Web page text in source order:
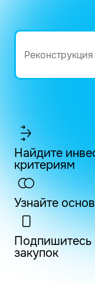
Найдите
критериям
Узнайте
Подпишитесь
закупок